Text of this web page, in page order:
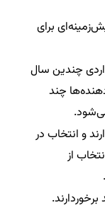
برای
چندین سال
چند
و انتخاب در
از